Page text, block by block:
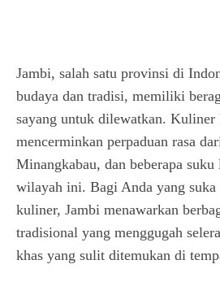
Jambi, salah satu provinsi di
budaya dan tradisi, memiliki
sayang untuk dilewatkan. Kuliner
mencerminkan perpaduan rasa
Minangkabau, dan beberapa
wilayah ini. Bagi Anda yang
kuliner, Jambi menawarkan
tradisional yang menggugah
khas yang sulit ditemukan di